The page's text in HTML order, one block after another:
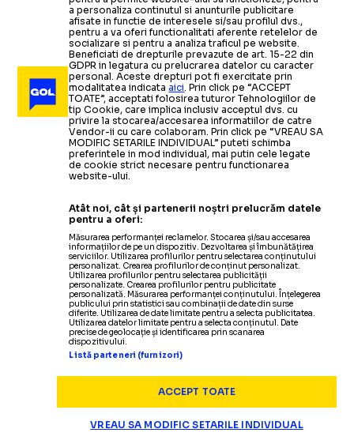
Termeni și condiții
Politica de confidențialitate
Modifică Setările
Contact
a personaliza continutul si anunturile publicitare
afisate in functie de interesele si/sau profilul dvs.,
pentru a va oferi functionalitati aferente retelelor de
socializare si pentru a analiza traficul pe website.
Beneficiati de drepturile prevazute de art. 15-22 din
GDPR in legatura cu prelucrarea datelor cu caracter
personal. Aceste drepturi pot fi exercitate prin
modalitatea indicataaici . Prin click pe “ACCEPT
TOATE”, acceptati folosirea tuturor Tehnologiilor de
tip Cookie, care implica inclusiv acceptul dvs. cu
privire la stocarea/accesarea informatiilor de catre
Vendor-ii cu care colaboram. Prin click pe “VREAU SA
MODIFIC SETARILE INDIVIDUAL” puteti schimba
preferintele in mod individual, mai putin cele legate
de cookie strict necesare pentru functionarea
website-ului.
Atât noi, cât și partenerii noștri prelucrăm datele
pentru a oferi:
Măsurarea performanței reclamelor. Stocarea și/sau accesarea
informațiilor de pe un dispozitiv. Dezvoltarea și îmbunătățirea
serviciilor. Utilizarea profilurilor pentru selectarea conținutului
personalizat. Crearea profilurilor de conținut personalizat.
Utilizarea profilurilor pentru selectarea publicității
personalizate. Crearea profilurilor pentru publicitate
personalizată. Măsurarea performanței conținutului. Înțelegerea
publicului prin statistici sau combinații de date din surse
diferite. Utilizarea de date limitate pentru a selecta publicitatea.
Utilizarea datelor limitate pentru a selecta conținutul. Date
precise de geolocație și identificarea prin scanarea
dispozitivului.
Listă parteneri (furnizori)
ACCEPT TOATE
VREAU SA MODIFIC SETARILE INDIVIDUAL